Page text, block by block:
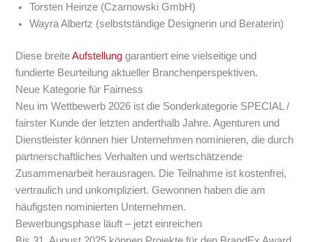
Torsten Heinze (Czarnowski GmbH)
Wayra Albertz (selbstständige Designerin und Beraterin)
Diese breiteAufstellung garantiert eine vielseitige und
fundierte Beurteilung aktueller Branchenperspektiven.
Neue Kategorie für Fairness
Neu im Wettbewerb 2026 ist die Sonderkategorie SPECIAL /
fairster Kunde der letzten anderthalb Jahre. Agenturen und
Dienstleister können hier Unternehmen nominieren, die durch
partnerschaftliches Verhalten und wertschätzende
Zusammenarbeit herausragen. Die Teilnahme ist kostenfrei,
vertraulich und unkompliziert. Gewonnen haben die am
häufigsten nominierten Unternehmen.
Bewerbungsphase läuft – jetzt einreichen